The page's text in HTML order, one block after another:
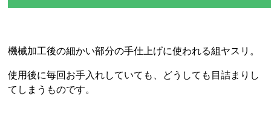
機械加工後の細かい部分の手仕上げに使われる組ヤスリ。
使用後に毎回お手入れしていても、どうしても目詰まりし
てしまうものです。